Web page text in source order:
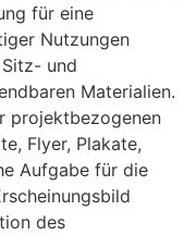
für eine
Nutzungen
und
Materialien.
projektbezogenen
Flyer, Plakate,
Aufgabe für die
des